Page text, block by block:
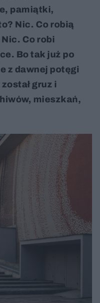
pamiątki,
Nic. Co robią
Co robi
Bo tak już po
z dawnej potęgi
gruz i
mieszkań,